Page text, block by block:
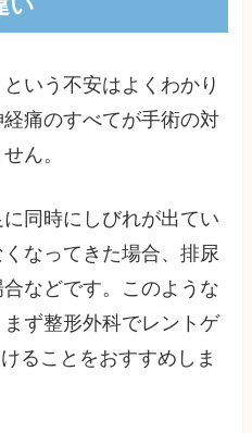
いう不安はよくわかり
痛のすべてが手術の対
ん。
同時にしびれが出てい
なってきた場合、排尿
などです。このような
ず整形外科でレントゲ
ることをおすすめしま